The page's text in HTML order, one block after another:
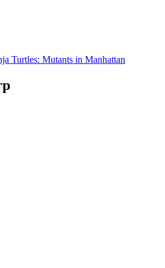
Turtles: Mutants in Manhattan